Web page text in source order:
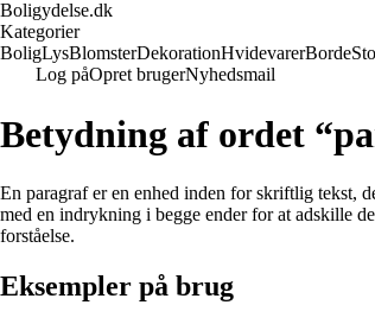
Boligydelse.dk
Kategorier
BoligLysBlomsterDekorationHvidevarerBorde
Log påOpret brugerNyhedsmail
Betydning af ordet
En paragraf er en enhed inden for skriftlig tekst,
med en indrykning i begge ender for at adskille
forståelse.
Eksempler på brug